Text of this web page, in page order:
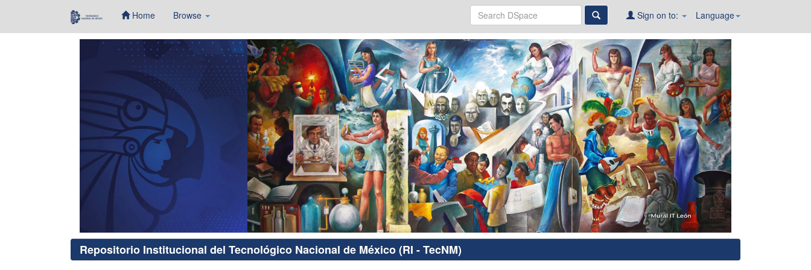
Home Browse Language
Sign on to:
Repositorio Institucional del Tecnológico Nacional de México (RI - TecNM)